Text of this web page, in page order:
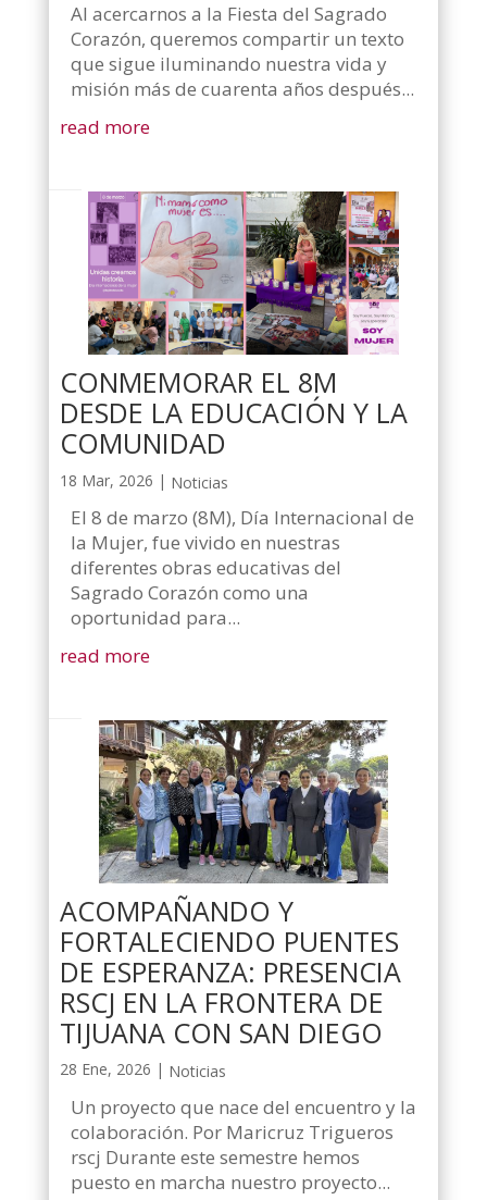
Al acercarnos a la Fiesta del Sagrado
Corazón, queremos compartir un texto
que sigue iluminando nuestra vida y
misión más de cuarenta años después...
read more
CONMEMORAR EL 8M
DESDE LA EDUCACIÓN Y LA
COMUNIDAD
18 Mar, 2026 | Noticias
El 8 de marzo (8M), Día Internacional de
la Mujer, fue vivido en nuestras
diferentes obras educativas del
Sagrado Corazón como una
oportunidad para...
read more
ACOMPAÑANDO Y
FORTALECIENDO PUENTES
DE ESPERANZA: PRESENCIA
RSCJ EN LA FRONTERA DE
TIJUANA CON SAN DIEGO
28 Ene, 2026 | Noticias
Un proyecto que nace del encuentro y la
colaboración. Por Maricruz Trigueros
rscj Durante este semestre hemos
puesto en marcha nuestro proyecto...